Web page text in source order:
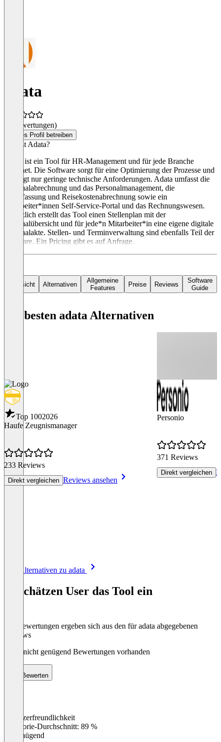
adata
(0 Bewertungen)
Dieses Profil betreiben
Was ist Adata?
Adata ist ein Tool für HR-Management und für jede Branche
geeignet. Die Software sorgt für eine Optimierung der Prozesse und
verlangt nur geringe technische Anforderungen. Adata umfasst die
Personalabrechnung und das Personalmanagement, die
Zeiterfassung und Reisekostenabrechnung sowie ein
Mitarbeiter*innen Self-Service-Portal und das Rechnungswesen.
Zusätzlich erstellt das Tool einen Stellenplan mit der
Personalübersicht und für jede*n Mitarbeiter*in eine eigene digitale
Personalakte. Stellen- und Terminverwaltung sind ebenfalls Teil der
Software. Ein Pricing gibt es auf Anfrage.
Übersicht Alternativen
Allgemeine
Features
Preise Reviews
Software
Guide
Die besten adata Alternativen
Top 1002026
Haufe Zeugnismanager
233 Reviews
Direkt vergleichen Reviews ansehen
Personio
371 Reviews
Direkt vergleichen
Alle Alternativen zu adata
So schätzen User das Tool ein
Die Bewertungen ergeben sich aus den für adata abgegebenen
Reviews
Noch nicht genügend Bewertungen vorhanden
Bewerten
Benutzerfreundlichkeit
Kategorie-Durchschnitt: 89 %
Ungenügend